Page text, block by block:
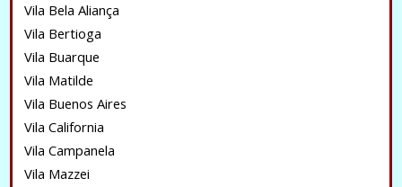
Vila Bela Aliança
Vila Bertioga
Vila Buarque
Vila Matilde
Vila Buenos Aires
Vila California
Vila Campanela
Vila Mazzei